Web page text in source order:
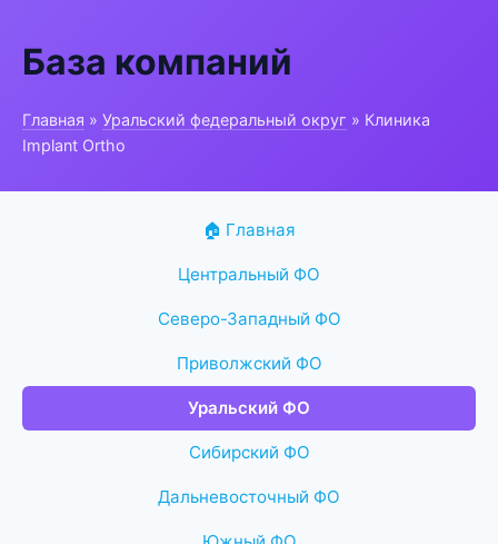
База компаний
Главная » Уральский федеральный округ » Клиника
Implant Ortho
🏠 Главная
Центральный ФО
Северо-Западный ФО
Приволжский ФО
Уральский ФО
Сибирский ФО
Дальневосточный ФО